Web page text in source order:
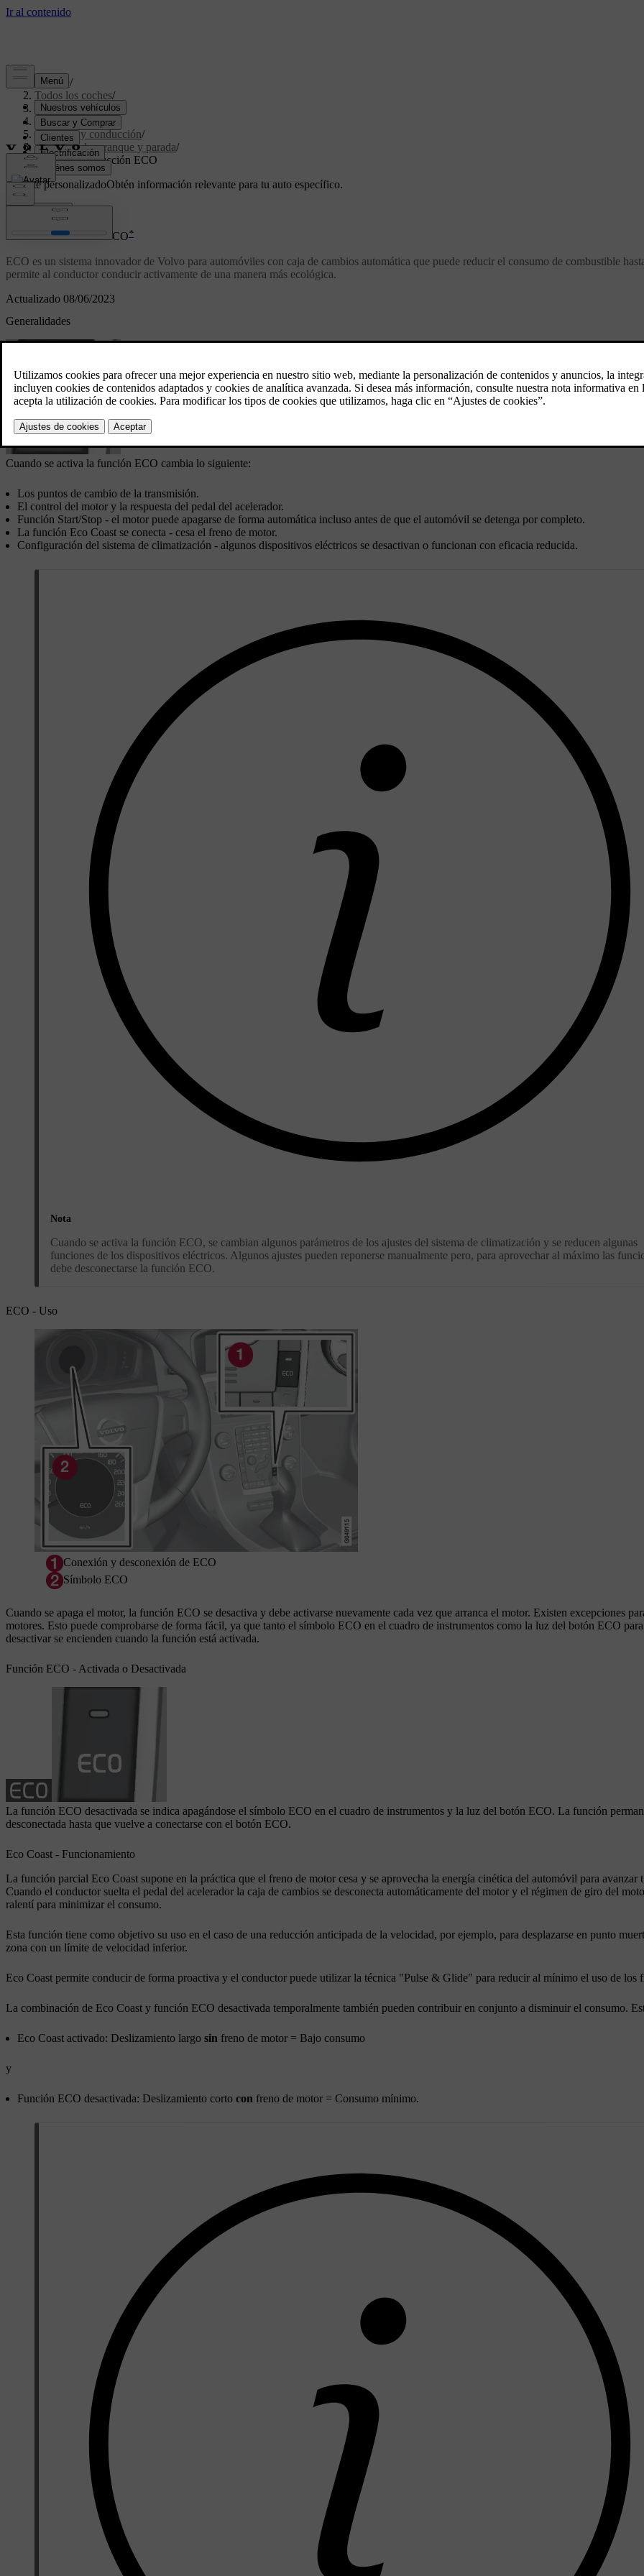
Soporte/
Todos los coches/
V70 2016 /
Manual de usuario
Arranque y conducción/
Sistema de arranque y parada/
Modo de conducción ECO
Soporte personalizadoObtén información relevante para tu auto específico.
Iniciar sesión
Actualizado 08/06/2023
Modo de conducción ECO*
ECO es un sistema innovador de Volvo para automóviles con caja de cambios automática que puede reducir el consumo de combustible
permite al conductor conducir activamente de una manera más ecológica.
Generalidades
Cuando se activa la función ECO cambia lo siguiente:
Los puntos de cambio de la transmisión.
El control del motor y la respuesta del pedal del acelerador.
Función Start/Stop - el motor puede apagarse de forma automática incluso antes de que el automóvil se detenga por completo.
La función Eco Coast se conecta - cesa el freno de motor.
Configuración del sistema de climatización - algunos dispositivos eléctricos se desactivan o funcionan con eficacia reducida.
Nota
Cuando se activa la función ECO, se cambian algunos parámetros de los ajustes del sistema de climatización y se reducen algunas
funciones de los dispositivos eléctricos. Algunos ajustes pueden reponerse manualmente pero, para aprovechar al máximo las
debe desconectarse la función ECO.
ECO - Uso
Conexión y desconexión de ECO
Símbolo ECO
Cuando se apaga el motor, la función ECO se desactiva y debe activarse nuevamente cada vez que arranca el motor. Existen excepciones
motores. Esto puede comprobarse de forma fácil, ya que tanto el símbolo ECO en el cuadro de instrumentos como la luz del botón ECO
desactivar se encienden cuando la función está activada.
Función ECO - Activada o Desactivada
La función ECO desactivada se indica apagándose el símbolo ECO en el cuadro de instrumentos y la luz del botón ECO. La función
desconectada hasta que vuelve a conectarse con el botón ECO.
Eco Coast - Funcionamiento
La función parcial Eco Coast supone en la práctica que el freno de motor cesa y se aprovecha la energía cinética del automóvil para avanzar
Cuando el conductor suelta el pedal del acelerador la caja de cambios se desconecta automáticamente del motor y el régimen de giro del
ralentí para minimizar el consumo.
Esta función tiene como objetivo su uso en el caso de una reducción anticipada de la velocidad, por ejemplo, para desplazarse en punto
zona con un límite de velocidad inferior.
Eco Coast permite conducir de forma proactiva y el conductor puede utilizar la técnica "Pulse & Glide" para reducir al mínimo el uso de los
La combinación de Eco Coast y función ECO desactivada temporalmente también pueden contribuir en conjunto a disminuir el consumo.
Eco Coast activado: Deslizamiento largo sin freno de motor = Bajo consumo
y
Función ECO desactivada: Deslizamiento corto con freno de motor = Consumo mínimo.